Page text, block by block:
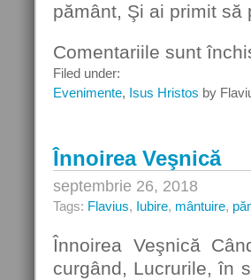
pământ, Şi ai primit
Comentariile sunt
Filed under:
Evenimente, Isus Hristos by
Înnoirea Veşnică
septembrie 26, 2018
Tags: Flavius, Iubire, mântuire,
Înnoirea Veşnică
curgând, Lucrurile, în